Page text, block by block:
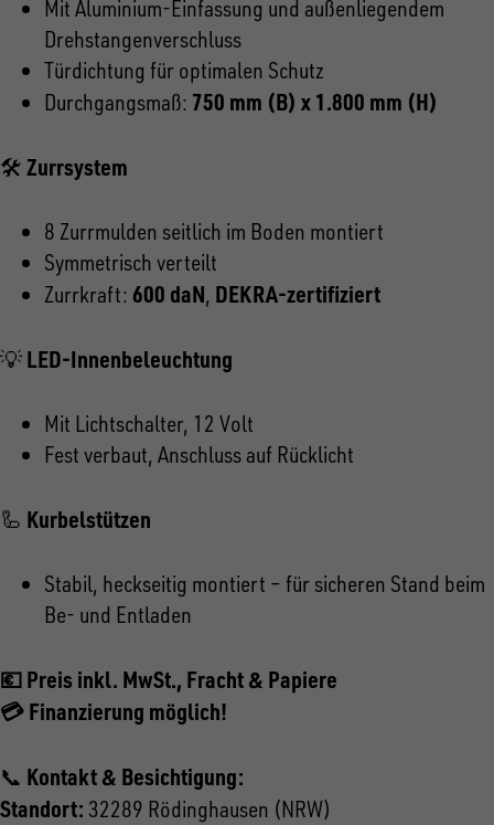
Mit Aluminium-Einfassung und außenliegendem
Drehstangenverschluss
Türdichtung für optimalen Schutz
Durchgangsmaß: 750 mm (B) x 1.800 mm (H)
🛠 Zurrsystem
8 Zurrmulden seitlich im Boden montiert
Symmetrisch verteilt
Zurrkraft: 600 daN, DEKRA-zertifiziert
💡 LED-Innenbeleuchtung
Mit Lichtschalter, 12 Volt
Fest verbaut, Anschluss auf Rücklicht
🦾 Kurbelstützen
Stabil, heckseitig montiert – für sicheren Stand beim
Be- und Entladen
💶 Preis inkl. MwSt., Fracht & Papiere
💳 Finanzierung möglich!
📞 Kontakt & Besichtigung:
Standort: 32289 Rödinghausen (NRW)